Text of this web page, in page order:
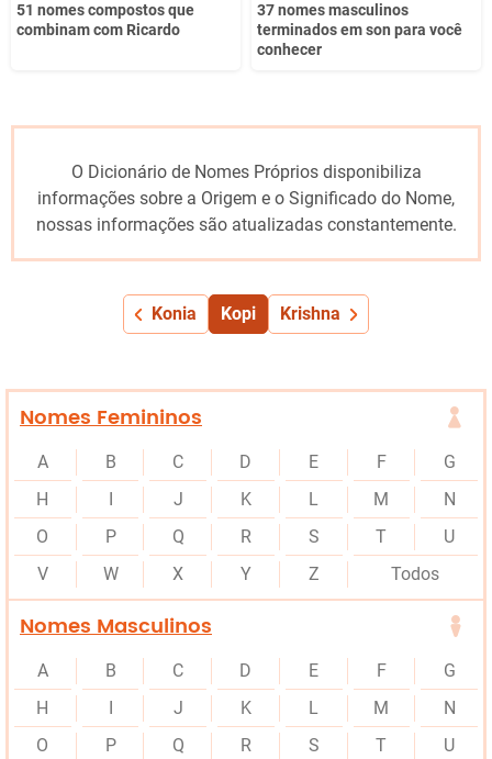
51 nomes compostos que
combinam com Ricardo
37 nomes masculinos
terminados em son para você
conhecer
O Dicionário de Nomes Próprios disponibiliza
informações sobre a Origem e o Significado do Nome,
nossas informações são atualizadas constantemente.
Konia Kopi Krishna
Nomes Femininos
A B C D E F
G
H
J K L M
N
O
P Q R S T
U
V
W X Y Z Todos
Nomes Masculinos
A B C D E F
G
H
J K L M
N
O
P Q R S T
U